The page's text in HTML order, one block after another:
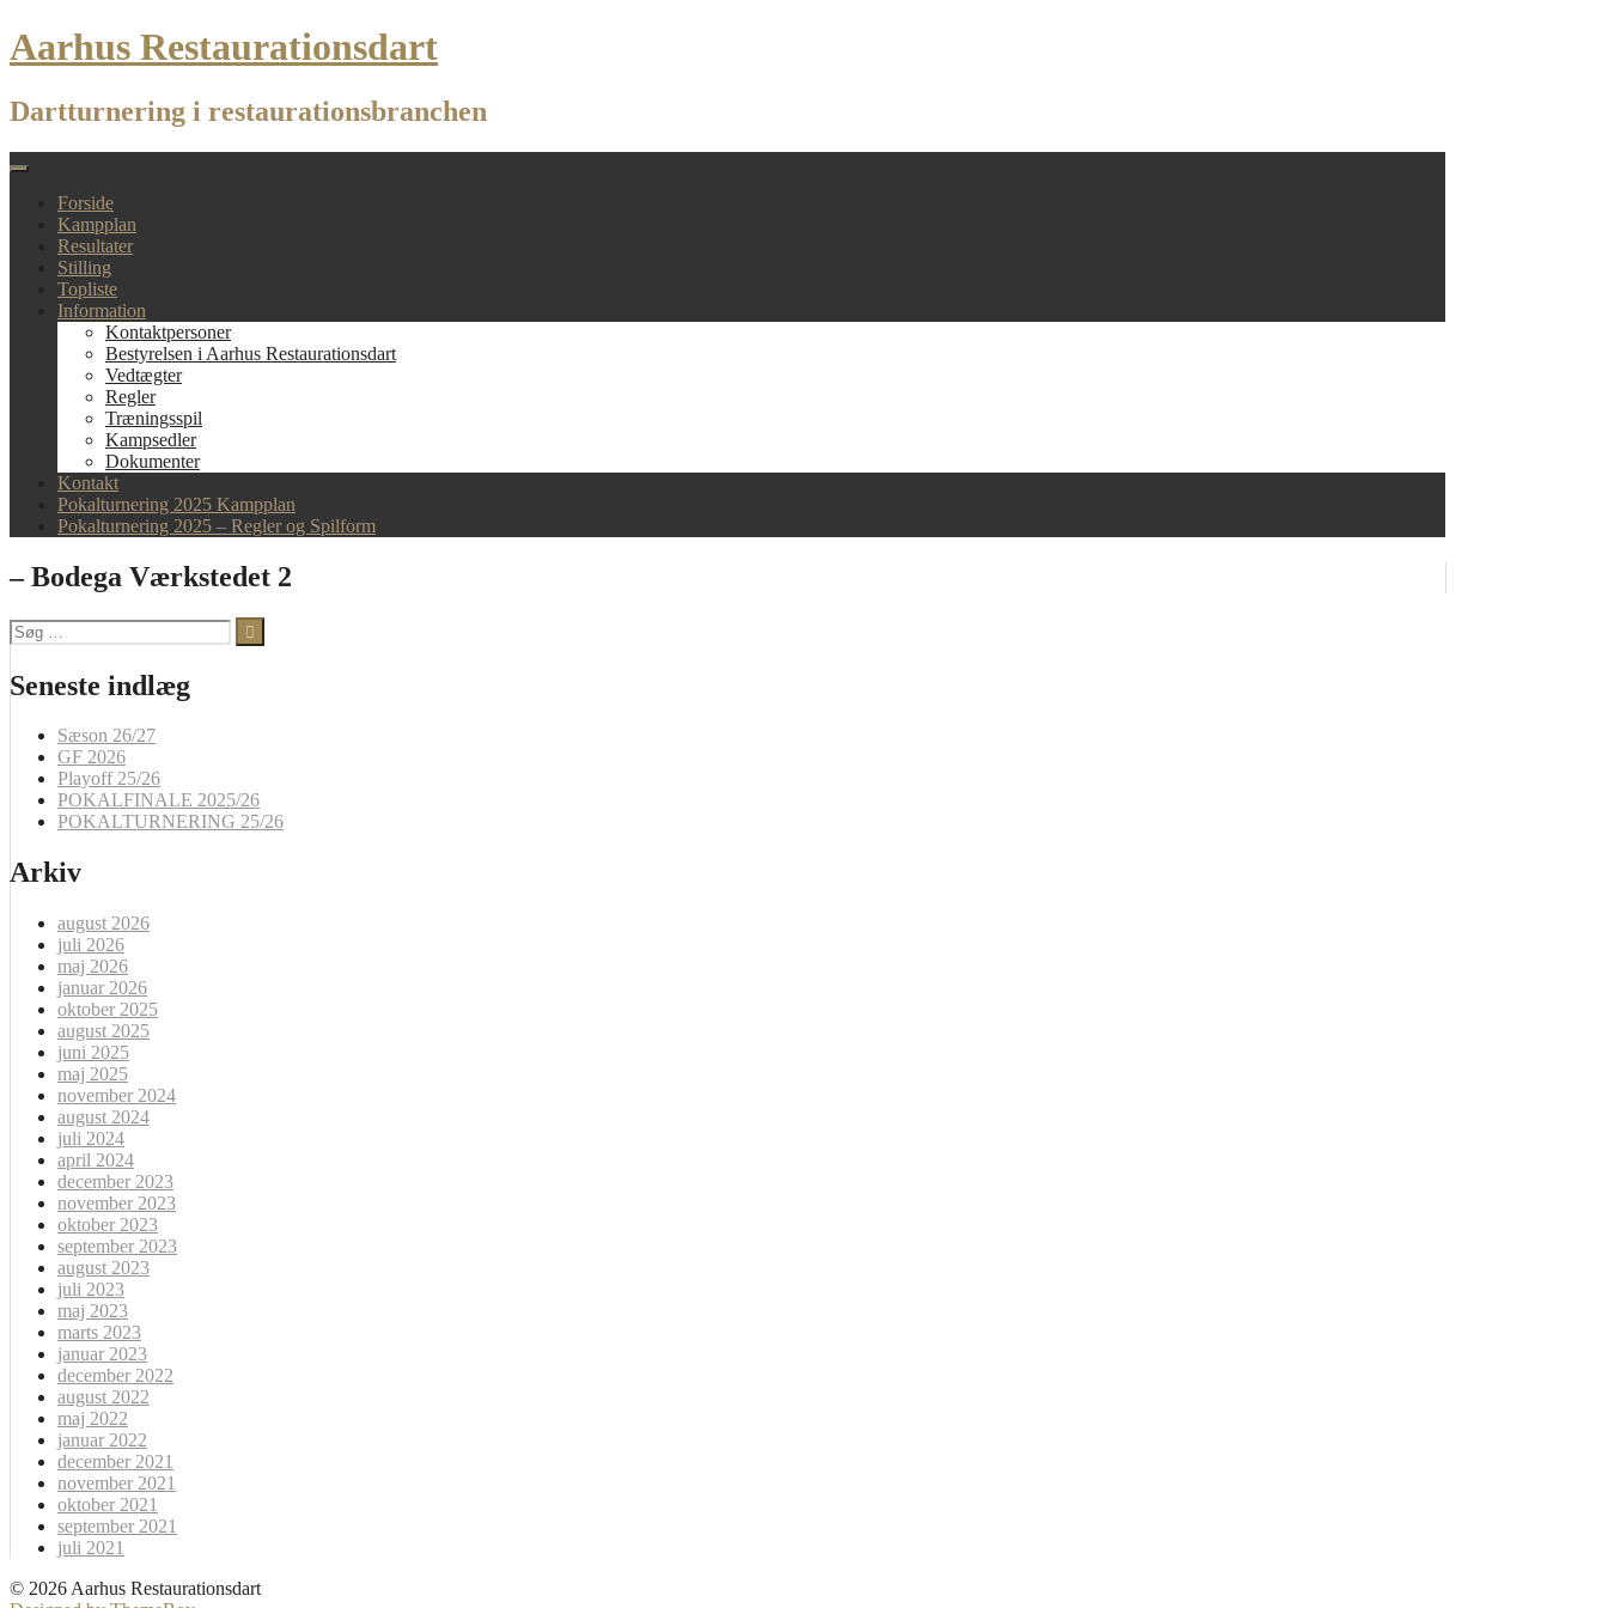
Skip
to
Aarhus Restaurationsdart
Dartturnering i restaurationsbranchen
Forside
Kampplan
Resultater
Stilling
Topliste
Information
Kontaktpersoner
Bestyrelsen i Aarhus Restaurationsdart
Vedtægter
Regler
Træningsspil
Kampsedler
Dokumenter
Kontakt
Pokalturnering 2025 Kampplan
Pokalturnering 2025 – Regler og Spilform
– Bodega Værkstedet 2
Søg
efter:
Seneste indlæg
Sæson 26/27
GF 2026
Playoff 25/26
POKALFINALE 2025/26
POKALTURNERING 25/26
Arkiv
august 2026
juli 2026
maj 2026
januar 2026
oktober 2025
august 2025
juni 2025
maj 2025
november 2024
august 2024
juli 2024
april 2024
december 2023
november 2023
oktober 2023
september 2023
august 2023
juli 2023
maj 2023
marts 2023
januar 2023
december 2022
august 2022
maj 2022
januar 2022
december 2021
november 2021
oktober 2021
september 2021
juli 2021
© 2026 Aarhus Restaurationsdart